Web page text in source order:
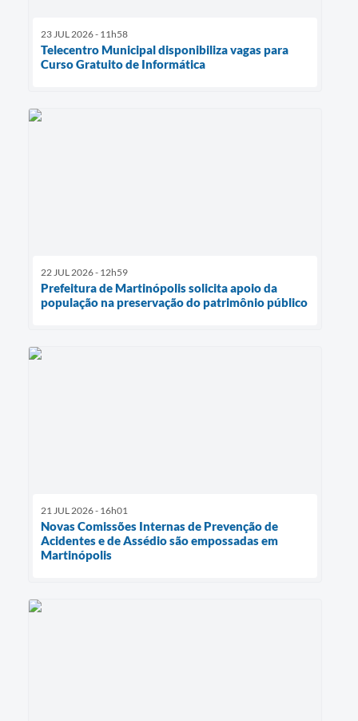
23 JUL 2026 - 11h58
Telecentro Municipal disponibiliza vagas para
Curso Gratuito de Informática
22 JUL 2026 - 12h59
Prefeitura de Martinópolis solicita apoio da
população na preservação do patrimônio público
21 JUL 2026 - 16h01
Novas Comissões Internas de Prevenção de
Acidentes e de Assédio são empossadas em
Martinópolis